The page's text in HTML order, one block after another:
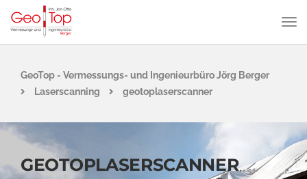
GeoTop - Vermessungs- und Ingenieurbüro Jörg Berger
Laserscanning
geotoplaserscanner
GEOTOPLASERSCANNER